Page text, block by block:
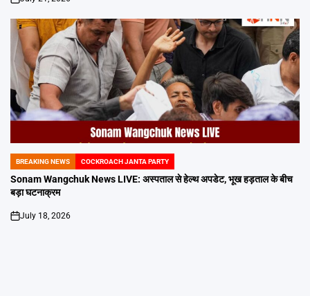
on
POSTED
IN
BREAKING NEWS COCKROACH JANTA PARTY
Sonam Wangchuk News LIVE: अस्पताल से हेल्थ अपडेट, भूख हड़ताल के बीच
बड़ा घटनाक्रम
on
July 18, 2026